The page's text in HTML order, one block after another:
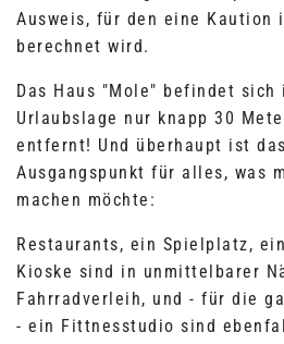
Ausweis, für den eine Kaution
berechnet wird.
Das Haus "Mole" befindet
Urlaubslage nur knapp 30
entfernt! Und überhaupt ist
Ausgangspunkt für alles, was
machen möchte:
Restaurants, ein Spielplatz,
Kioske sind in unmittelbarer
Fahrradverleih, und - für die
- ein Fittnesstudio sind